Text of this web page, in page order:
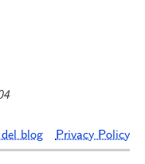
blog Privacy Policy